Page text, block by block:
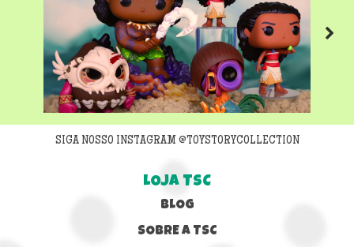
Next
SIGA NOSSO INSTAGRAM @TOYSTORYCOLLECTION
LOJA TSC
BLOG
SOBRE A TSC